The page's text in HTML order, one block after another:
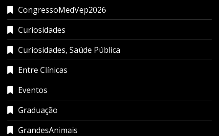
CongressoMedVep2026
Curiosidades
Curiosidades, Saúde Pública
Entre Clínicas
Eventos
Graduação
GrandesAnimais